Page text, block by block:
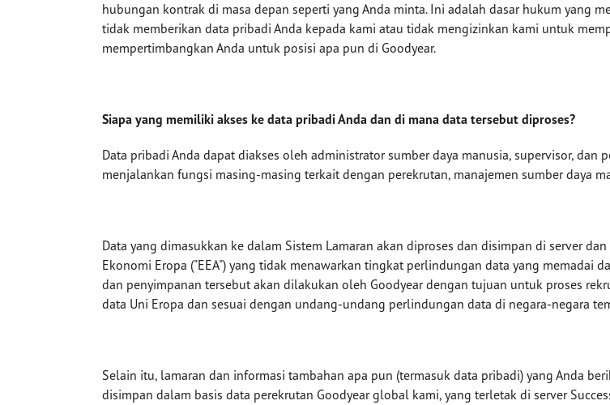
hubungan kontrak di masa depan seperti yang Anda minta. Ini adalah dasar hukum yang
tidak memberikan data pribadi Anda kepada kami atau tidak mengizinkan kami untuk
mempertimbangkan Anda untuk posisi apa pun di Goodyear.
Siapa yang memiliki akses ke data pribadi Anda dan di mana data tersebut diproses?
Data pribadi Anda dapat diakses oleh administrator sumber daya manusia, supervisor,
menjalankan fungsi masing-masing terkait dengan perekrutan, manajemen sumber daya
Data yang dimasukkan ke dalam Sistem Lamaran akan diproses dan disimpan di server
Ekonomi Eropa ("EEA") yang tidak menawarkan tingkat perlindungan data yang memadai
dan penyimpanan tersebut akan dilakukan oleh Goodyear dengan tujuan untuk proses
data Uni Eropa dan sesuai dengan undang-undang perlindungan data di negara-negara
Selain itu, lamaran dan informasi tambahan apa pun (termasuk data pribadi) yang Anda
disimpan dalam basis data perekrutan Goodyear global kami, yang terletak di server